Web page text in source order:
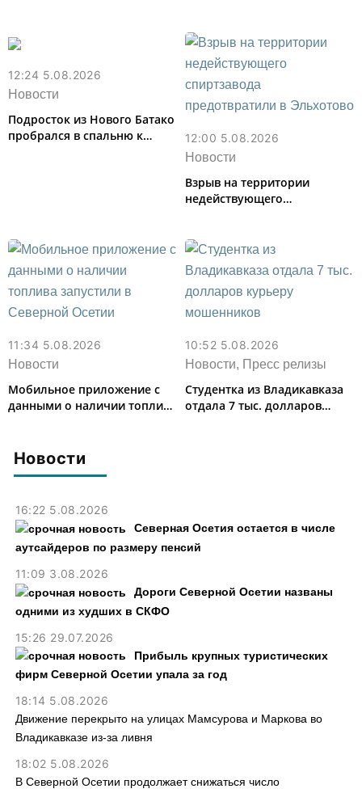
Новости
16:22 5.08.2026
Северная Осетия остается в числе
аутсайдеров по размеру пенсий
11:09 3.08.2026
Дороги Северной Осетии названы
одними из худших в СКФО
15:26 29.07.2026
Прибыль крупных туристических
фирм Северной Осетии упала за год
18:14 5.08.2026
Движение перекрыто на улицах Мамсурова и Маркова во
Владикавказе из-за ливня
18:02 5.08.2026
В Северной Осетии продолжает снижаться число
12:24 5.08.2026
Новости
Подросток из Нового Батако
пробрался в спальню к
12:00 5.08.2026
Новости
Взрыв на территории
недействующего
11:34 5.08.2026
Новости
Мобильное приложение с
данными о наличии топлива
10:52 5.08.2026
Новости, Пресс релизы
Студентка из Владикавказа
отдала 7 тыс. долларов